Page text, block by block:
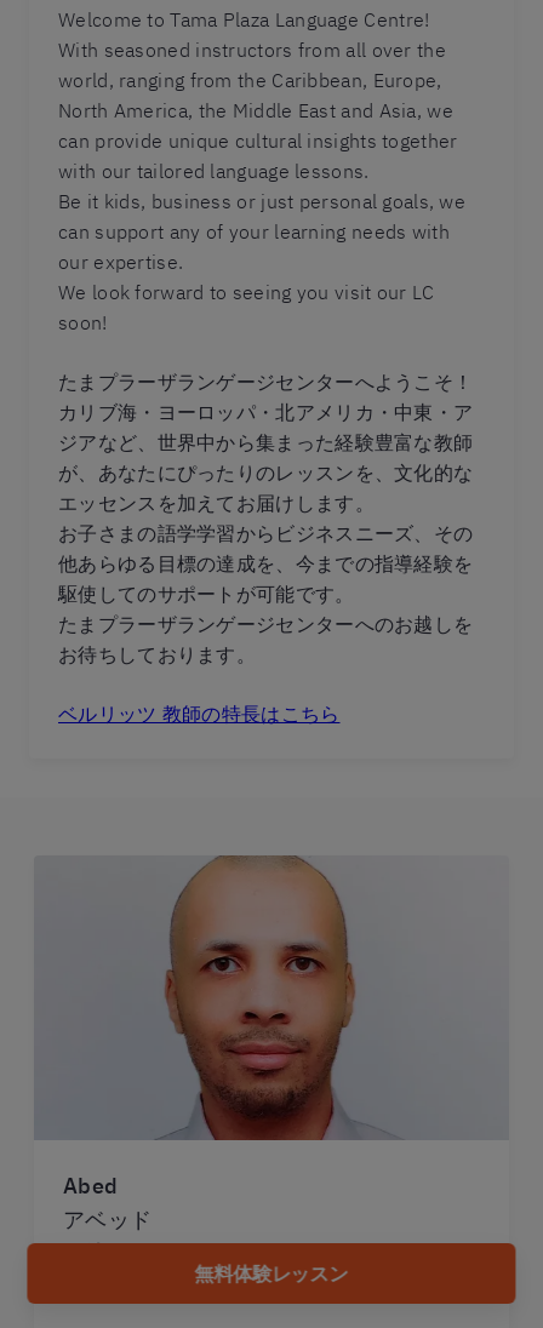
Welcome to Tama Plaza Language Centre!
With seasoned instructors from all over the
world, ranging from the Caribbean, Europe,
North America, the Middle East and Asia, we
can provide unique cultural insights together
with our tailored language lessons.
Be it kids, business or just personal goals, we
can support any of your learning needs with
our expertise.
We look forward to seeing you visit our LC
soon!
たまプラーザランゲージセンターへようこそ！
カリブ海・ヨーロッパ・北アメリカ・中東・ア
ジアなど、世界中から集まった経験豊富な教師
が、あなたにぴったりのレッスンを、文化的な
エッセンスを加えてお届けします。
お子さまの語学学習からビジネスニーズ、その
他あらゆる目標の達成を、今までの指導経験を
駆使してのサポートが可能です。
たまプラーザランゲージセンターへのお越しを
お待ちしております。
ベルリッツ 教師の特長はこちら
Abed
アベッド
無料体験レッスン